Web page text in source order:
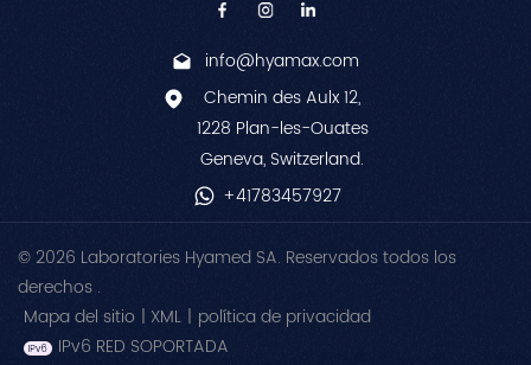
info@hyamax.com
Chemin des Aulx 12,
1228 Plan-les-Ouates
Geneva, Switzerland.
+41783457927
© 2026 Laboratories Hyamed SA. Reservados todos los
derechos .
Mapa del sitio | XML | política de privacidad
IPv6 RED SOPORTADA